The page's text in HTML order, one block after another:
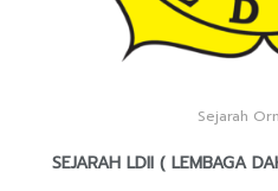
Sejarah
SEJARAH LDII ( LEMBAGA